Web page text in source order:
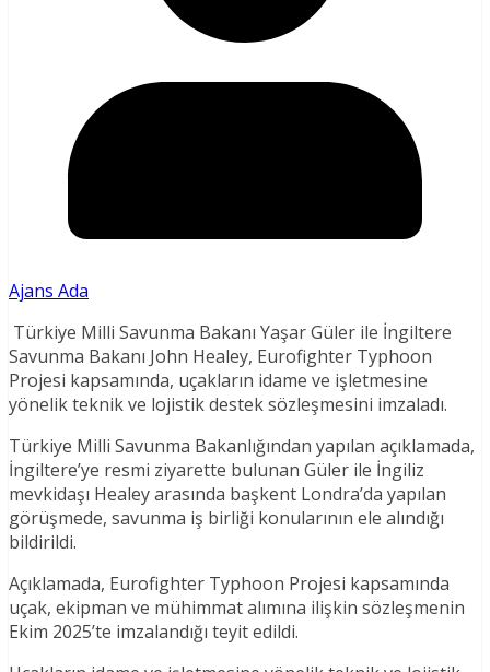
Ajans Ada
Türkiye Milli Savunma Bakanı Yaşar Güler ile İngiltere
Savunma Bakanı John Healey, Eurofighter Typhoon
Projesi kapsamında, uçakların idame ve işletmesine
yönelik teknik ve lojistik destek sözleşmesini imzaladı.
Türkiye Milli Savunma Bakanlığından yapılan açıklamada,
İngiltere’ye resmi ziyarette bulunan Güler ile İngiliz
mevkidaşı Healey arasında başkent Londra’da yapılan
görüşmede, savunma iş birliği konularının ele alındığı
bildirildi.
Açıklamada, Eurofighter Typhoon Projesi kapsamında
uçak, ekipman ve mühimmat alımına ilişkin sözleşmenin
Ekim 2025’te imzalandığı teyit edildi.